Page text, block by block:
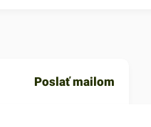
Poslať mailom